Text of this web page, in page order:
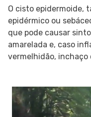
O cisto epidermoide,
epidérmico ou
que pode causar
amarelada e, caso
vermelhidão,